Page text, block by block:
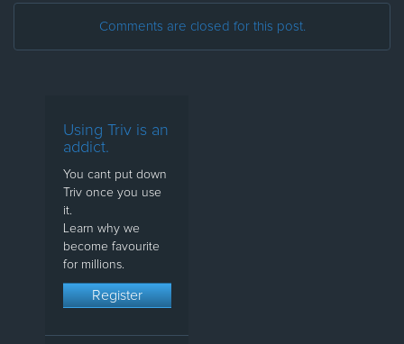
Comments are closed for this post.
Using Triv is an
addict.
You cant put down
Triv once you use
it.
Learn why we
become favourite
for millions.
Register